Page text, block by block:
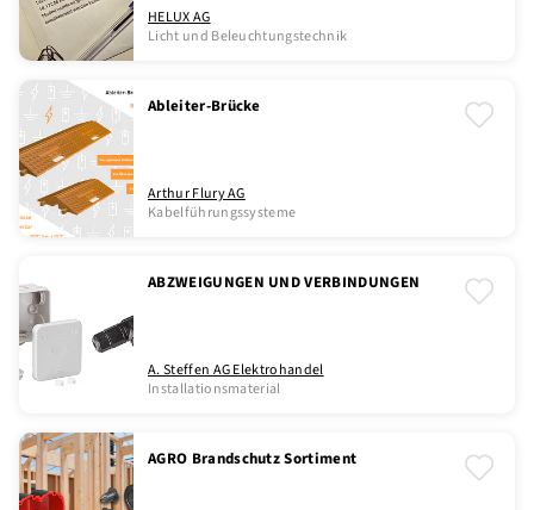
HELUX AG
Licht und Beleuchtungstechnik
Ableiter-Brücke
Arthur Flury AG
Kabelführungssysteme
ABZWEIGUNGEN UND VERBINDUNGEN
A. Steffen AG Elektrohandel
Installationsmaterial
AGRO Brandschutz Sortiment